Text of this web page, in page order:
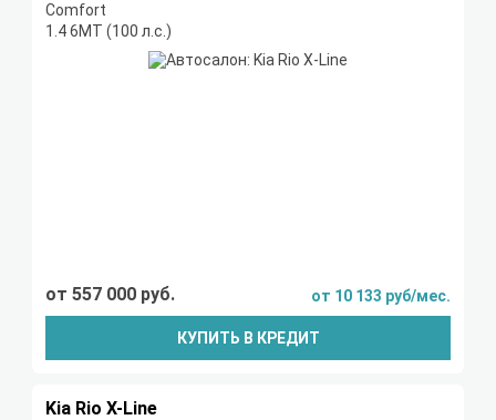
Comfort
1.4 6МТ (100 л.с.)
от 557 000 руб. от 10 133 руб/мес.
КУПИТЬ В КРЕДИТ
Kia Rio X-Line